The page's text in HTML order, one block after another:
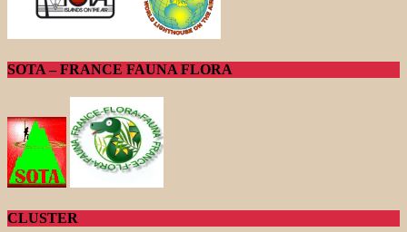
SOTA – FRANCE FAUNA FLORA
CLUSTER